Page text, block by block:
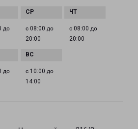
до
с 08:00 до
20:00
с 08:00 до
20:00
до
с 10:00 до
14:00